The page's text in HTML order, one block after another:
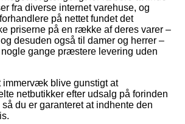
fra diverse internet varehuse, og
på nettet fundet det
priserne på en række af deres varer –
desuden også til damer og herrer –
gange præstere levering uden
immervæk blive gunstigt at
netbutikker efter udsalg på forinden
du er garanteret at indhente den